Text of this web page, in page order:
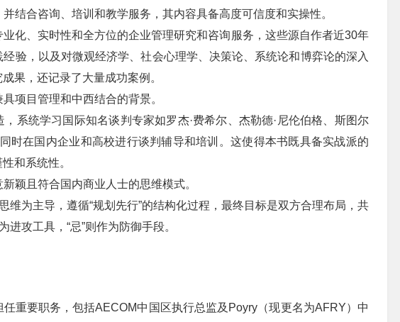
结合咨询、培训和教学服务，其内容具备高度可信度和实操性。
化、实时性和全方位的企业管理研究和咨询服务，这些源自作者近30年
验，以及对微观经济学、社会心理学、决策论、系统论和博弈论的深入
果，还记录了大量成功案例。
项目管理和中西结合的背景。
系统学习国际知名谈判专家如罗杰·费希尔、杰勒德·尼伦伯格、斯图尔
时在国内企业和高校进行谈判辅导和培训。这使得本书既具备实战派的
和系统性。
颖且符合国内商业人士的思维模式。
维为主导，遵循“规划先行”的结构化过程，最终目标是双方合理布局，共
进攻工具，“忌”则作为防御手段。
重要职务，包括AECOM中国区执行总监及Poyry（现更名为AFRY）中